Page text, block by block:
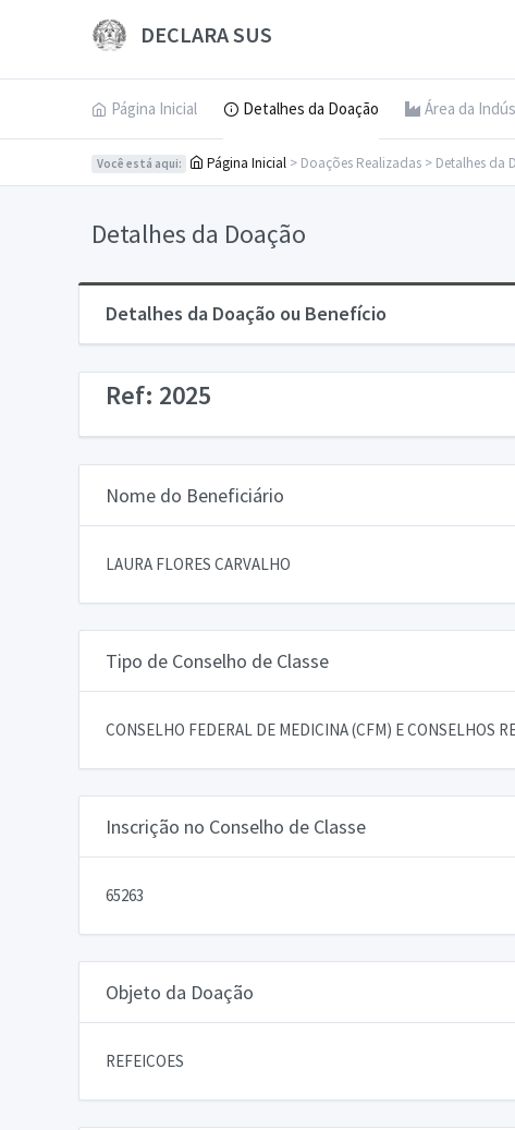
DECLARA SUS
Página Inicial Detalhes da Doação Área da
Você está aqui: Página Inicial > Doações Realizadas > Detalhes da
Detalhes da Doação
Detalhes da Doação ou Benefício
Ref: 2025
Nome do Beneficiário
LAURA FLORES CARVALHO
Tipo de Conselho de Classe
CONSELHO FEDERAL DE MEDICINA (CFM) E CONSELHOS
Inscrição no Conselho de Classe
65263
Objeto da Doação
REFEICOES